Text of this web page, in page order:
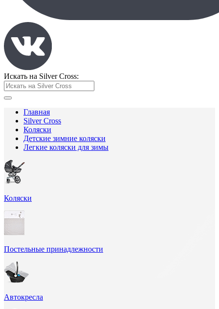
Искать на Silver Cross:
Главная
Silver Cross
Коляски
Детские зимние коляски
Легкие коляски для зимы
Коляски
Постельные принадлежности
Автокресла